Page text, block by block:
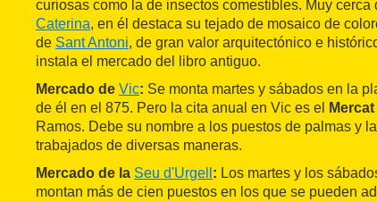
curiosas como la de insectos comestibles. Muy cerca
Caterina, en él destaca su tejado de mosaico de
de Sant Antoni, de gran valor arquitectónico e
instala el mercado del libro antiguo.
Mercado de Vic: Se monta martes y sábados en la
de él en el 875. Pero la cita anual en Vic es el
Ramos. Debe su nombre a los puestos de palmas y
trabajados de diversas maneras.
Mercado de la Seu d'Urgell : Los martes y los
montan más de cien puestos en los que se pueden